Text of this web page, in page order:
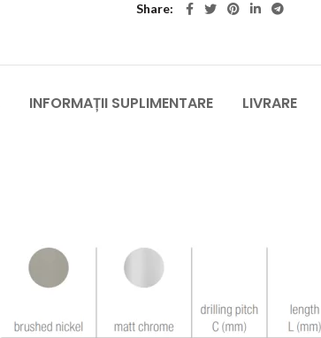
Share
INFORMAȚII SUPLIMENTARE LIVRARE